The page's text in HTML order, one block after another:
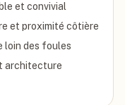
et convivial
et proximité côtière
loin des foules
architecture